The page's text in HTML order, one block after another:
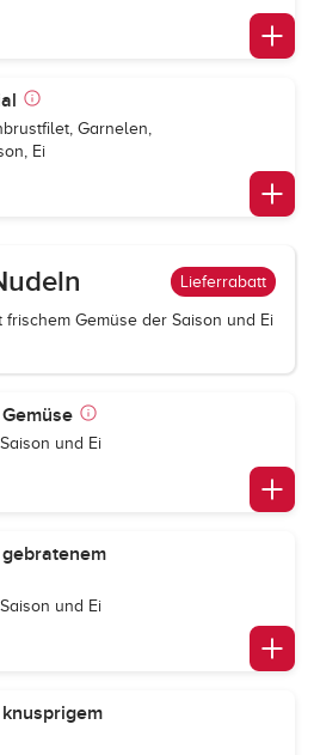
Garnelen,
Ei
Lieferrabatt
Gemüse der Saison und Ei
und Ei
und Ei